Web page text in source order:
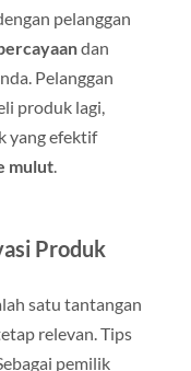
pelanggan
dan
Pelanggan
produk lagi,
yang efektif
mulut.
Produk
satu tantangan
relevan. Tips
pemilik